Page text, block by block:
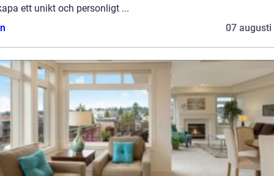
ett unikt och personligt ...
07 augusti